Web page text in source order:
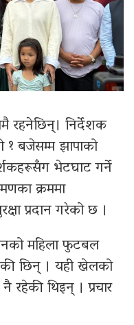
रहनेछिन्। निर्देशक
बजेसम्म झापाको
भेटघाट गर्ने
क्रममा
प्रदान गरेको छ ।
महिला फुटबल
छिन् । यही खेलको
रहेकी थिइन् । प्रचार